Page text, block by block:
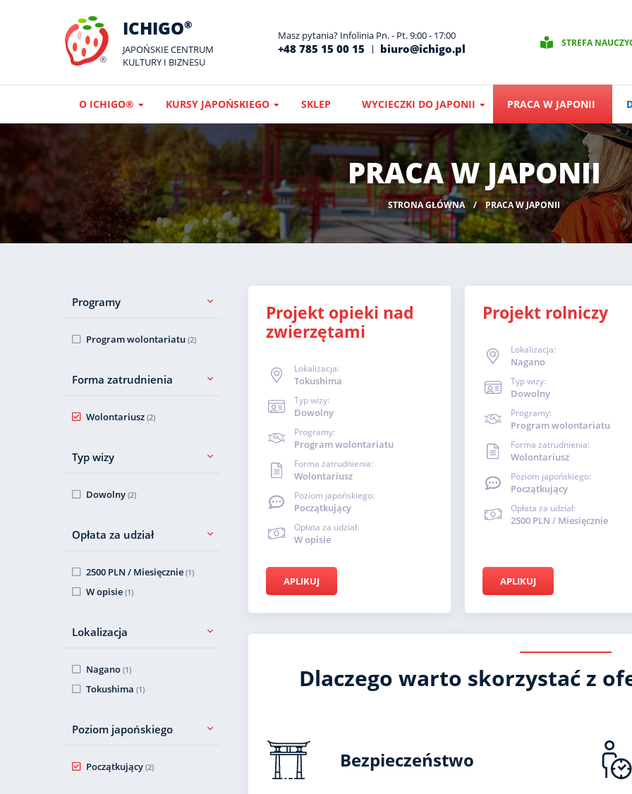
ICHIGO®
JAPOŃSKIE CENTRUM
KULTURY I BIZNESU
Masz pytania? Infolinia Pn. - Pt. 9:00 - 17:00
+48 785 15 00 15 biuro@ichigo.pl STREFA
O ICHIGO® KURSY JAPOŃSKIEGO SKLEP WYCIECZKI DO JAPONII PRACA W JAPONII
PRACA W JAPONII
STRONA GŁÓWNA PRACA W JAPONII
Programy
Program wolontariatu (2)
Forma zatrudnienia
Wolontariusz (2)
Typ wizy
Dowolny (2)
Opłata za udział
2500 PLN / Miesięcznie (1)
W opisie (1)
Lokalizacja
Nagano (1)
Tokushima (1)
Poziom japońskiego
Początkujący (2)
Projekt opieki nad
zwierzętami
Lokalizacja:
Tokushima
Typ wizy:
Dowolny
Programy:
Program wolontariatu
Forma zatrudnienia:
Wolontariusz
Poziom japońskiego:
Początkujący
Opłata za udział:
W opisie
APLIKUJ
Projekt rolniczy
Lokalizacja:
Nagano
Typ wizy:
Dowolny
Programy:
Program wolontariatu
Forma zatrudnienia:
Wolontariusz
Poziom japońskiego:
Początkujący
Opłata za udział:
2500 PLN / Miesięcznie
APLIKUJ
Dlaczego warto skorzystać z
Bezpieczeństwo